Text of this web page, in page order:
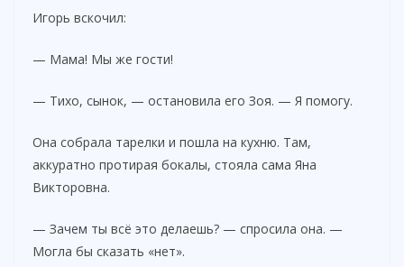
Игорь вскочил:
— Мама! Мы же гости!
— Тихо, сынок, — остановила его Зоя. — Я помогу.
Она собрала тарелки и пошла на кухню. Там,
аккуратно протирая бокалы, стояла сама Яна
Викторовна.
— Зачем ты всё это делаешь? — спросила она. —
Могла бы сказать «нет».